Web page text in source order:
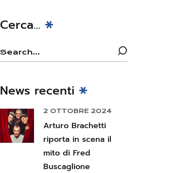
Cerca…
News recenti
2 OTTOBRE 2024
Arturo Brachetti
riporta in scena il
mito di Fred
Buscaglione